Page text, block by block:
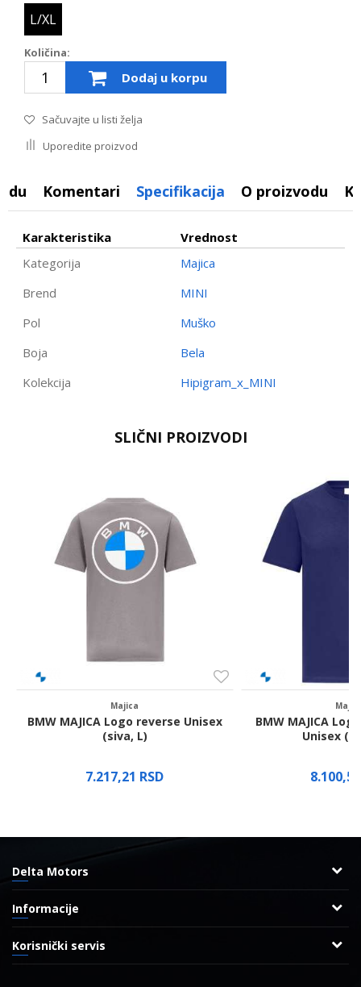
L/XL
Količina:
Dodaj u korpu
Sačuvajte u listi želja
Uporedite proizvod
Komentari Specifikacija O proizvodu
Karakteristika
Vrednost
Kategorija
Majica
Brend
MINI
Pol
Muško
Boja
Bela
Kolekcija
Hipigram_x_MINI
SLIČNI PROIZVODI
Majica
BMW MAJICA Logo reverse Unisex
(siva, L)
7.217,21 RSD
BMW MAJICA
Unisex
Delta Motors
Radnička 8
11000 Beograd, Srbija
Informacije
O nama
Reklamacije
Korisnički servis
Uslovi korišćenja i prodaje